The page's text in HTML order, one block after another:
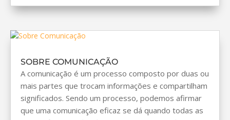
SOBRE COMUNICAÇÃO
A comunicação é um processo composto por duas ou
mais partes que trocam informações e compartilham
significados. Sendo um processo, podemos afirmar
que uma comunicação eficaz se dá quando todas as